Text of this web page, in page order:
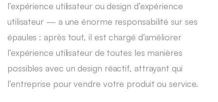
l’expérience utilisateur ou design d’expérience
utilisateur — a une énorme responsabilité sur ses
épaules : après tout, il est chargé d’améliorer
l’expérience utilisateur de toutes les manières
possibles avec un design réactif, attrayant qui
l’entreprise pour vendre votre produit ou service.